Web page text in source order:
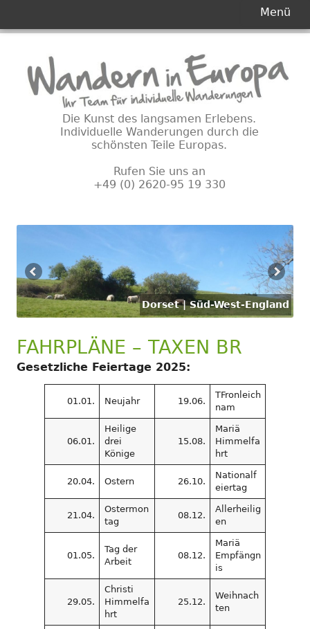
Inhalt
Die Kunst des langsamen Erlebens.
Individuelle Wanderungen durch die
schönsten Teile Europas.
Rufen Sie uns an
+49 (0) 2620-95 19 330
Menü
Dorset | Süd-West-England
FAHRPLÄNE – TAXEN BR
Gesetzliche Feiertage 2025:
01.01. Neujahr 19.06.
TFronleich
nam
06.01.
Heilige
drei
Könige
15.08.
Mariä
Himmelfa
hrt
20.04. Ostern 26.10.
Nationalf
eiertag
21.04.
Ostermon
tag
08.12.
Allerheilig
en
01.05.
Tag der
Arbeit
08.12.
Mariä
Empfängn
is
29.05.
Christi
Himmelfa
hrt
25.12.
Weihnach
ten